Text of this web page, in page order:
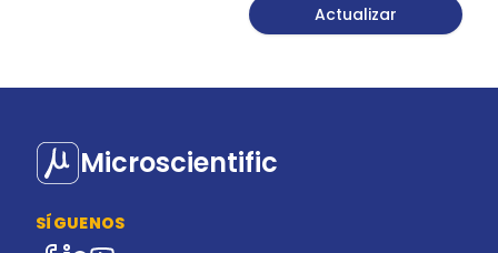
Actualizar
Microscientific
SÍGUENOS